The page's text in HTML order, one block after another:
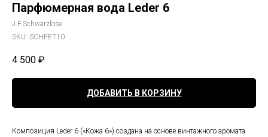
Парфюмерная вода Leder 6
J.F.Schwarzlose
SKU: SCHFET10
4 500 ₽
ДОБАВИТЬ В КОРЗИНУ
Композиция Leder 6 («Кожа 6») создана на основе винтажного аромата